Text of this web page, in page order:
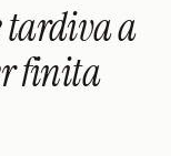
tardiva a
finita